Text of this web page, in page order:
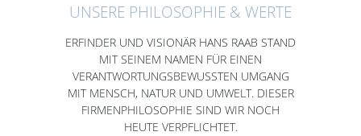
UNSERE PHILOSOPHIE & WERTE
ERFINDER UND VISIONÄR HANS RAAB STAND
MIT SEINEM NAMEN FÜR EINEN
VERANTWORTUNGSBEWUSSTEN UMGANG
MIT MENSCH, NATUR UND UMWELT. DIESER
FIRMENPHILOSOPHIE SIND WIR NOCH
HEUTE VERPFLICHTET.